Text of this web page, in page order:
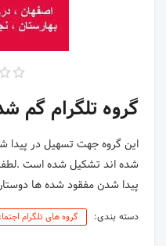
گروه تلگرام گم
این گروه جهت تسهیل در پیدا
شده اند تشکیل شده است
پیدا شدن مفقود شده ها
دسته بندی: گروه های تلگرام